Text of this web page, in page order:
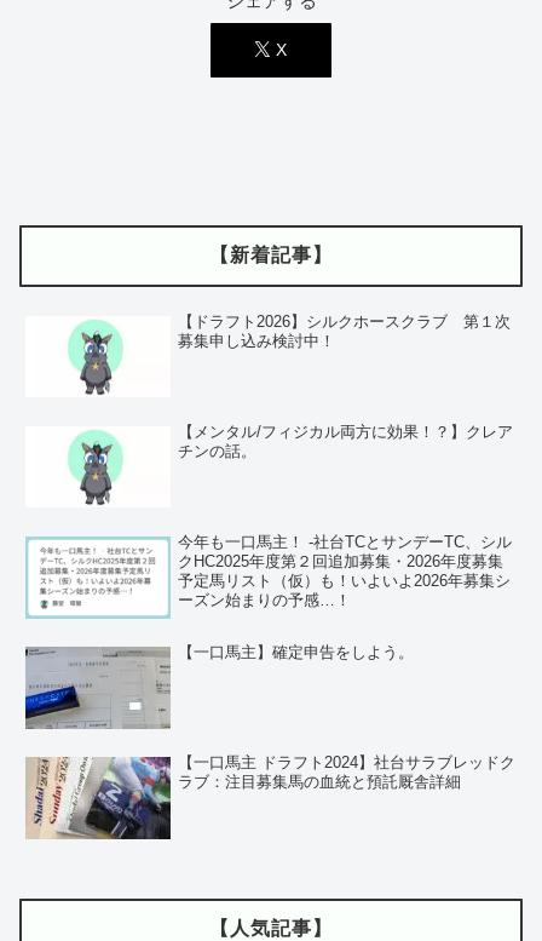
X
【新着記事】
【ドラフト2026】シルクホースクラブ 第１次
募集申し込み検討中！
【メンタル/フィジカル両方に効果！？】クレア
チンの話。
今年も一口馬主！ ‐社台TCとサンデーTC、シル
クHC2025年度第２回追加募集・2026年度募集
予定馬リスト（仮）も！いよいよ2026年募集シ
ーズン始まりの予感…！
【一口馬主】確定申告をしよう。
【一口馬主 ドラフト2024】社台サラブレッドク
ラブ：注目募集馬の血統と預託厩舎詳細
【人気記事】